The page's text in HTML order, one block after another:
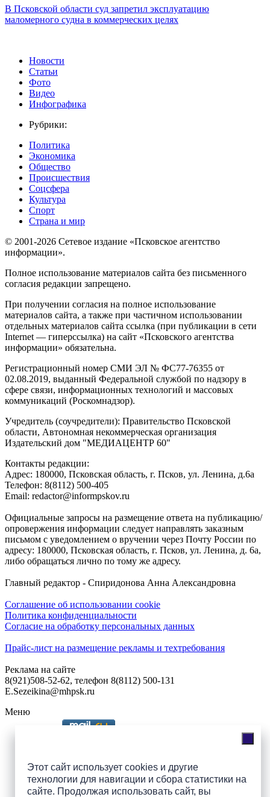
Этот сайт использует cookies и другие
технологии для навигации и сбора статистики на
сайте. Продолжая использовать сайт, вы
В Псковской области суд запретил эксплуатацию
маломерного судна в коммерческих целях
Новости
Статьи
Фото
Видео
Инфографика
Рубрики:
Политика
Экономика
Общество
Происшествия
Соцсфера
Культура
Спорт
Страна и мир
© 2001-2026 Сетевое издание «Псковское агентство
информации».
Полное использование материалов сайта без письменного
согласия редакции запрещено.
При получении согласия на полное использование
материалов сайта, а также при частичном использовании
отдельных материалов сайта ссылка (при публикации в сети
Internet — гиперссылка) на сайт «Псковского агентства
информации» обязательна.
Регистрационный номер СМИ ЭЛ № ФС77-76355 от
02.08.2019, выданный Федеральной службой по надзору в
сфере связи, информационных технологий и массовых
коммуникаций (Роскомнадзор).
Учредитель (соучредители): Правительство Псковской
области, Автономная некоммерческая организация
Издательский дом "МЕДИАЦЕНТР 60"
Контакты редакции:
Адреc: 180000, Псковская область, г. Псков, ул. Ленина, д.6а
Телефон: 8(8112) 500-405
Email: redactor@informpskov.ru
Официальные запросы на размещение ответа на публикацию/
опровержения информации следует направлять заказным
письмом с уведомлением о вручении через Почту России по
адресу: 180000, Псковская область, г. Псков, ул. Ленина, д. 6а,
либо обращаться лично по тому же адресу.
Главный редактор - Спиридонова Анна Александровна
Соглашение об использовании cookie
Политика конфиденциальности
Согласие на обработку персональных данных
Прайс-лист на размещение рекламы и техтребования
Реклама на сайте
8(921)508-52-62, телефон 8(8112) 500-131
E.Sezeikina@mhpsk.ru
Меню